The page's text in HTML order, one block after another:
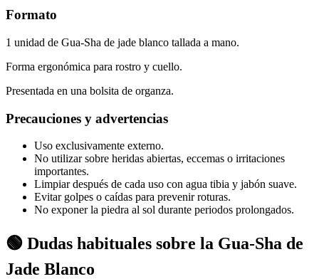
Formato
1 unidad de Gua-Sha de jade blanco tallada a mano.
Forma ergonómica para rostro y cuello.
Presentada en una bolsita de organza.
Precauciones y advertencias
Uso exclusivamente externo.
No utilizar sobre heridas abiertas, eccemas o irritaciones
importantes.
Limpiar después de cada uso con agua tibia y jabón suave.
Evitar golpes o caídas para prevenir roturas.
No exponer la piedra al sol durante periodos prolongados.
🟢 Dudas habituales sobre la Gua-Sha de
Jade Blanco